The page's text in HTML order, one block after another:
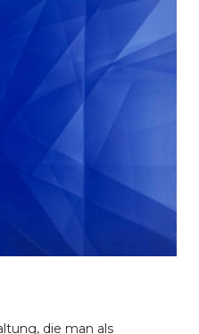
die man als